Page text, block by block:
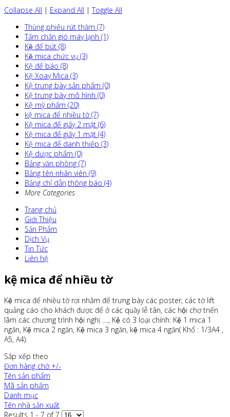
Collapse All | Expand All |Toggle All
Thùng phiếu rút thăm (7)
Tấm chắn gió máy lạnh (1)
Kệ để bút (8)
Kệ mica chức vụ (3)
Kệ để báo (8)
Kệ Xoay Mica (3)
Kệ trưng bày sản phẩm (0)
Kệ trưng bày mô hình (0)
Kệ mỹ phẩm (20)
kệ mica để nhiều tờ (7)
Kệ mica để giấy 2 mặt (6)
Kệ mica để giấy 1 mặt (4)
Kệ mica để danh thiếp (3)
Kệ dược phẩm (0)
Bảng văn phòng (7)
Bảng tên nhân viên (9)
Bảng chỉ dẫn,thông báo (4)
More Categories
Trang chủ
Giới Thiệu
Sản Phẩm
Dịch Vụ
Tin Tức
Liên hệ
kệ mica để nhiều tờ
Kệ mica để nhiều tờ rơi nhằm để trưng bày các poster, các tờ lift
quảng cáo cho khách được để ở các quầy lễ tân, các hội chợ triển
lãm các chương trình hội nghị ...., Kệ có 3 loại chính: Kệ 1 mica 1
ngăn, Kệ mica 2 ngăn, Kệ mica 3 ngăn, kệ mica 4 ngăn( Khổ : 1/3A4 ,
A5, A4).
Sắp xếp theo
Đơn hàng chờ +/-
Tên sản phẩm
Mã sản phẩm
Danh mục
Tên nhà sản xuất
Results 1 - 7 of 7